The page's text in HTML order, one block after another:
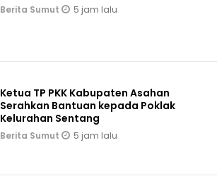
Berita Sumut 5 jam lalu
Ketua TP PKK Kabupaten Asahan
Serahkan Bantuan kepada Poklak
Kelurahan Sentang
Berita Sumut 5 jam lalu